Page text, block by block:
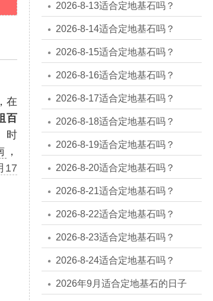
在
百
时
，
17
2026-8-13适合定地基石吗？
2026-8-14适合定地基石吗？
2026-8-15适合定地基石吗？
2026-8-16适合定地基石吗？
2026-8-17适合定地基石吗？
2026-8-18适合定地基石吗？
2026-8-19适合定地基石吗？
2026-8-20适合定地基石吗？
2026-8-21适合定地基石吗？
2026-8-22适合定地基石吗？
2026-8-23适合定地基石吗？
2026-8-24适合定地基石吗？
2026年9月适合定地基石的日子